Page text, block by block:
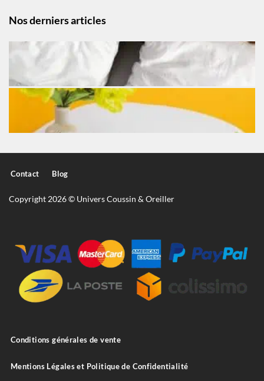
Nos derniers articles
Contact Blog
Copyright 2026 © Univers Coussin & Oreiller
Conditions générales de vente
Mentions Légales et Politique de Confidentialité